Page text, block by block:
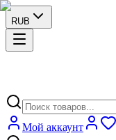
RUB
Мой аккаунт